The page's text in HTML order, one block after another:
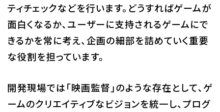
ティチェックなどを行います。どうすればゲームが
面白くなるか、ユーザーに支持されるゲームにで
きるかを常に考え、企画の細部を詰めていく重要
な役割を担っています。
開発現場では「映画監督」のような存在として、ゲ
ームのクリエイティブなビジョンを統一し、プログ